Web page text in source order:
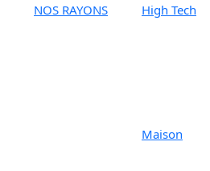
NOS RAYONS High Tech
Maison